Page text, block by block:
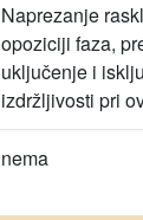
Naprezanje
opoziciji faza,
uključenje i
izdržljivosti pri
nema